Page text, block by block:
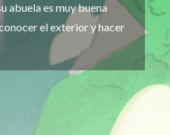
abuela es muy buena
el exterior y hacer